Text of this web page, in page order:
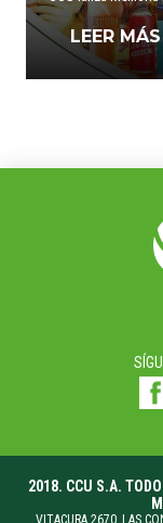
LEER MÁS
2018. CCU S.A.